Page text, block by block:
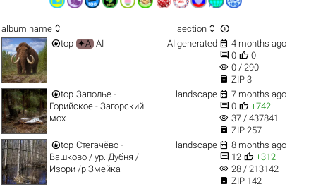
album name  section  
top ✦Ai AI AI generated  4 months ago
 0  0
visibility 0 / 290
 ZIP 3
top Заполье -
Горийское - Загорский
мох
landscape  7 months ago
 0  +742
visibility 37 / 437841
 ZIP 257
top Стегачёво -
Вашково / ур. Дубня /
Изори /р.Змейка
landscape  8 months ago
 12  +312
visibility 28 / 213142
 ZIP 142